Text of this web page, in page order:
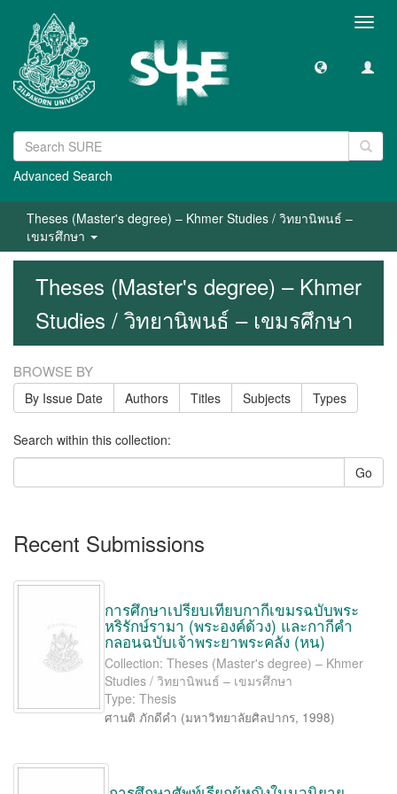
Advanced Search
Theses (Master's degree) – Khmer Studies / วิทยานิพนธ์ –
เขมรศึกษา
Theses (Master's degree) – Khmer
Studies / วิทยานิพนธ์ – เขมรศึกษา
BROWSE BY
By Issue Date Authors Titles Subjects Types
Search within this collection:
Go
Recent Submissions
การศึกษาเปรียบเทียบกากีเขมรฉบับพระ
หริรักษ์รามา (พระองค์ด้วง) และกากีคำ
กลอนฉบับเจ้าพระยาพระคลัง (หน)
Collection: Theses (Master's degree) – Khmer
Studies / วิทยานิพนธ์ – เขมรศึกษา
Type: Thesis
ศานติ ภักดีคำ (มหาวิทยาลัยศิลปากร, 1998)